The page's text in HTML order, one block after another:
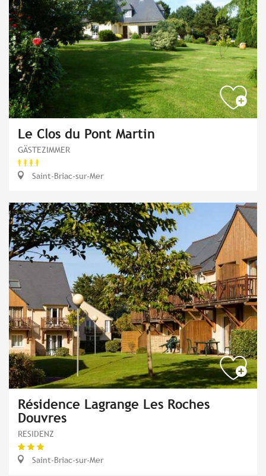
Le Clos du Pont Martin
GÄSTEZIMMER
Saint-Briac-sur-Mer
Résidence Lagrange Les Roches
Douvres
RESIDENZ
Saint-Briac-sur-Mer